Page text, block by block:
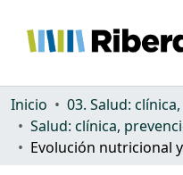
Comunidades
Todo DSpace
Inicio